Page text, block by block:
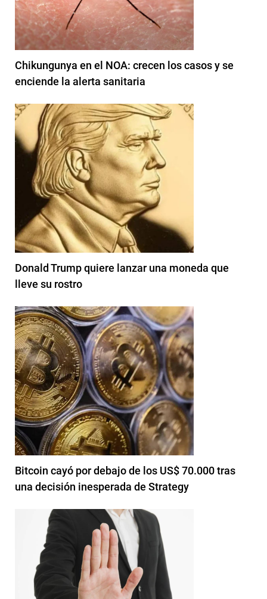
Chikungunya en el NOA: crecen los casos y se
enciende la alerta sanitaria
Donald Trump quiere lanzar una moneda que
lleve su rostro
Bitcoin cayó por debajo de los US$ 70.000 tras
una decisión inesperada de Strategy